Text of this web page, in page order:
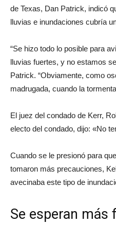
de Texas, Dan Patrick, indicó
lluvias e inundaciones cubría
“Se hizo todo lo posible para
lluvias fuertes, y no estamos
Patrick. “Obviamente, como
madrugada, cuando la
El juez del condado de Kerr,
electo del condado, dijo: «No
Cuando se le presionó para
tomaron más precauciones,
avecinaba este tipo de
Se esperan